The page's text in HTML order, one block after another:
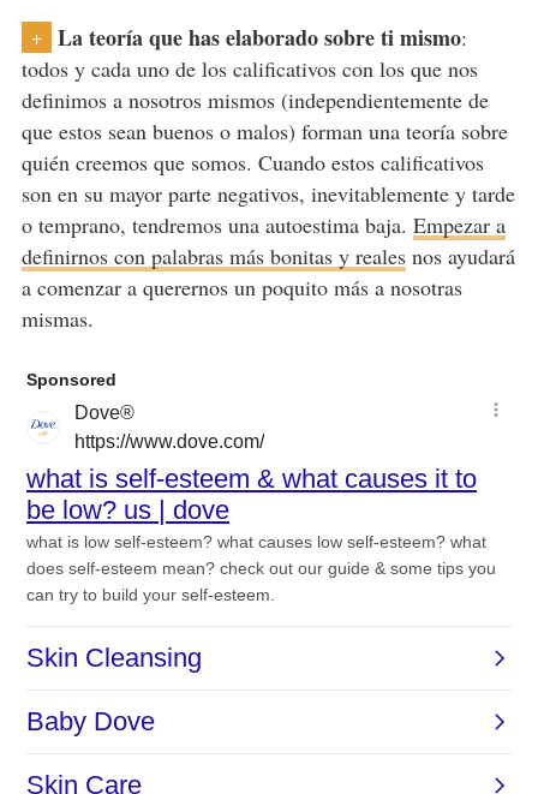
+ La teoría que has elaborado sobre ti mismo:
todos y cada uno de los calificativos con los que nos
definimos a nosotros mismos (independientemente de
que estos sean buenos o malos) forman una teoría sobre
quién creemos que somos. Cuando estos calificativos
son en su mayor parte negativos, inevitablemente y tarde
o temprano, tendremos una autoestima baja. Empezar a
definirnos con palabras más bonitas y realesnos ayudará
a comenzar a querernos un poquito más a nosotras
mismas.